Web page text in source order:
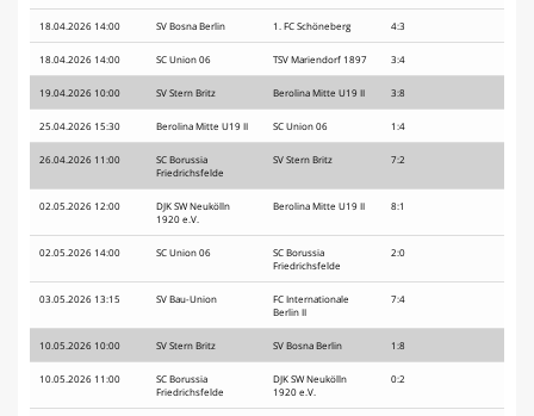
18.04.2026 14:00 SV Bosna Berlin 1. FC Schöneberg 4:3
18.04.2026 14:00 SC Union 06 TSV Mariendorf 1897 3:4
19.04.2026 10:00 SV Stern Britz Berolina Mitte U19 II 3:8
25.04.2026 15:30 Berolina Mitte U19 II SC Union 06 1:4
26.04.2026 11:00
SC Borussia
Friedrichsfelde
SV Stern Britz 7:2
02.05.2026 12:00
DJK SW Neukölln
1920 e.V.
Berolina Mitte U19 II 8:1
02.05.2026 14:00 SC Union 06
SC Borussia
Friedrichsfelde
2:0
03.05.2026 13:15 SV Bau-Union
FC Internationale
Berlin II
7:4
10.05.2026 10:00 SV Stern Britz SV Bosna Berlin 1:8
10.05.2026 11:00
SC Borussia
Friedrichsfelde
DJK SW Neukölln
1920 e.V.
0:2